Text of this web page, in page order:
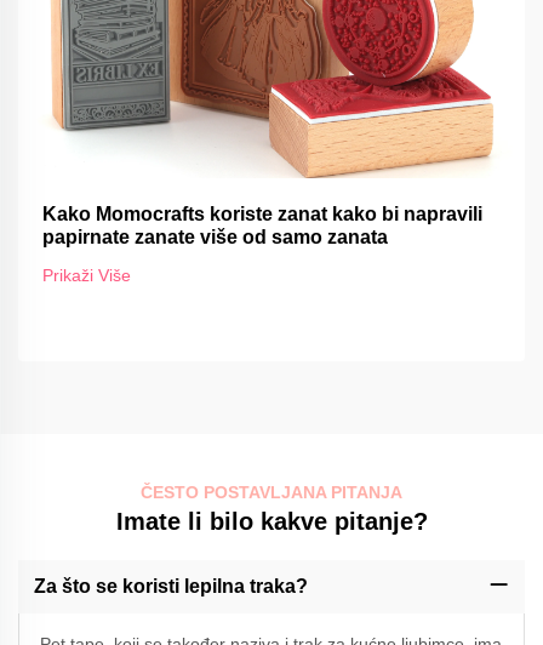
Kako Momocrafts koriste zanat kako bi napravili
papirnate zanate više od samo zanata
Prikaži Više
ČESTO POSTAVLJANA PITANJA
Imate li bilo kakve pitanje?
Za što se koristi lepilna traka?